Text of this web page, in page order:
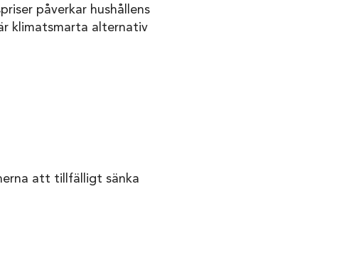
påverkar hushållens
klimatsmarta alternativ
att tillfälligt sänka